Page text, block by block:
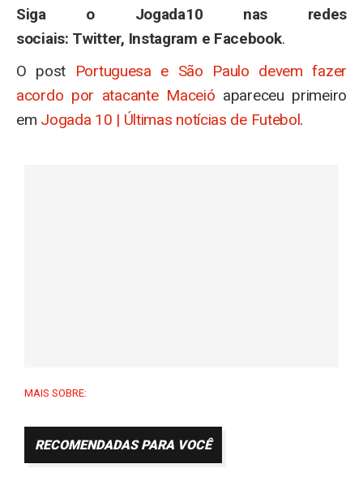
Siga o Jogada10 nas redes
sociais: Twitter, Instagram e Facebook.
O post Portuguesa e São Paulo devem fazer
acordo por atacante Maceió apareceu primeiro
em Jogada 10 | Últimas notícias de Futebol.
MAIS SOBRE:
RECOMENDADAS PARA VOCÊ